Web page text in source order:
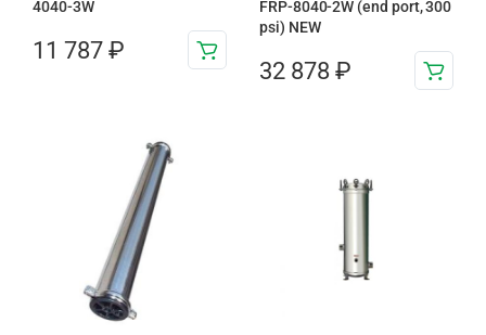
4040-3W
11 787 ₽
FRP-8040-2W (end port, 300
psi) NEW
32 878 ₽